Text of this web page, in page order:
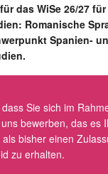
das WiSe 26/27
Romanische
Spanien-
Sie sich im
bewerben, das es
bisher einen
zu erhalten.